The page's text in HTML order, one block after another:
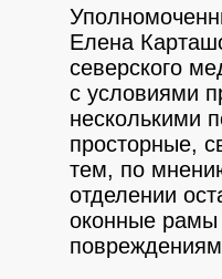
Елена
северского
с условиями
несколькими
просторные,
тем, по
отделении
оконные рамы